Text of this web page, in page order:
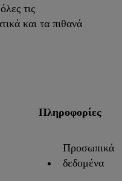
τις
και τα πιθανά
Πληροφορίες
Προσωπικά
δεδομένα